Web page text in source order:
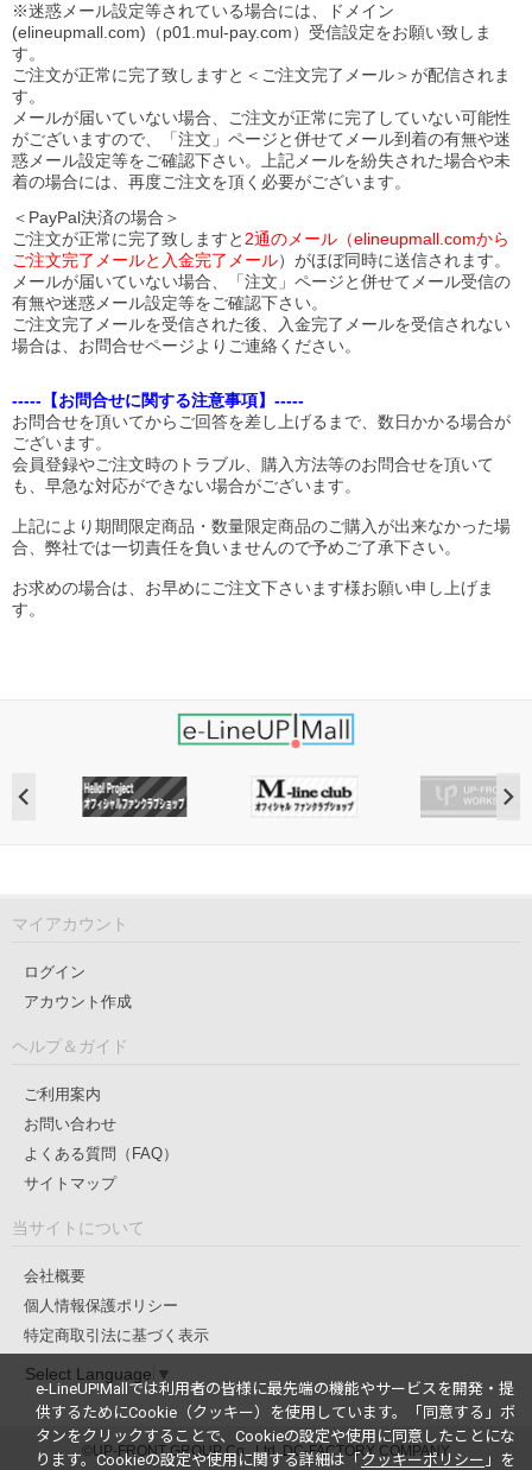
※迷惑メール設定等されている場合には、ドメイン
(elineupmall.com)（p01.mul-pay.com）受信設定をお願い致しま
す。
ご注文が正常に完了致しますと＜ご注文完了メール＞が配信されま
す。
メールが届いていない場合、ご注文が正常に完了していない可能性
がございますので、「注文」ページと併せてメール到着の有無や迷
惑メール設定等をご確認下さい。
上記メールを紛失された場合や未
着の場合には、再度ご注文を頂く必要がございます。
＜PayPal決済の場合＞
ご注文が正常に完了致しますと 2通のメール（elineupmall.comから
ご注文完了メールと入金完了メール）がほぼ同時に送信されます。
メールが届いていない場合、「注文」ページと併せてメール受信の
有無や迷惑メール設定等をご確認下さい。
ご注文完了メールを受信された後、入金完了メールを受信されない
場合は、お問合せページよりご連絡ください。
-----【お問合せに関する注意事項】-----
お問合せを頂いてからご回答を差し上げるまで、数日かかる場合が
ございます。
会員登録やご注文時のトラブル、購入方法等のお問合せを頂いて
も、早急な対応ができない場合がございます。
上記により期間限定商品・数量限定商品のご購入が出来なかった場
合、弊社では一切責任を負いませんので予めご了承下さい。
お求めの場合は、お早めにご注文下さいます様お願い申し上げま
す。
マイアカウント
ログイン
アカウント作成
ヘルプ＆ガイド
ご利用案内
お問い合わせ
よくある質問（FAQ）
サイトマップ
当サイトについて
会社概要
個人情報保護ポリシー
特定商取引法に基づく表示
Select Language ▼
©UP-FRONT GROUP Co., Ltd. DC-FACTORY COMPANY
e-LineUP!Mallでは利用者の皆様に最先端の機能やサービスを開発・提
供するためにCookie（クッキー）を使用しています。
「同意する」ボ
タンをクリックすることで、Cookieの設定や使用に同意したことにな
ります。Cookieの設定や使用に関する詳細は「 クッキーポリシー 」を